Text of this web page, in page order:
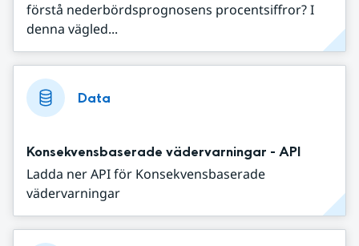
förstå nederbördsprognosens procentsiffror? I
denna vägled...
Data
Konsekvensbaserade vädervarningar - API
Ladda ner API för Konsekvensbaserade
vädervarningar